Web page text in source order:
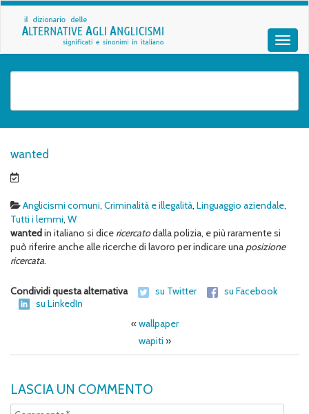
wanted
Anglicismi comuni, Criminalità e illegalità, Linguaggio aziendale,
Tutti i lemmi, W
wantedin italiano si dice ricercatodalla polizia, e più raramente si
può riferire anche alle ricerche di lavoro per indicare una posizione
ricercata.
Condividi questa alternativa su Twitter
su Facebook
su LinkedIn
«wallpaper
wapiti »
LASCIA UN COMMENTO